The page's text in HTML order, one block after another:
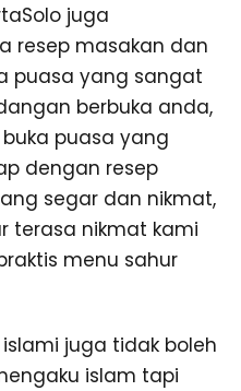
juga
resep masakan dan
puasa yang sangat
berbuka anda,
puasa yang
dengan resep
segar dan nikmat,
terasa nikmat kami
menu sahur
islami juga tidak boleh
islam tapi